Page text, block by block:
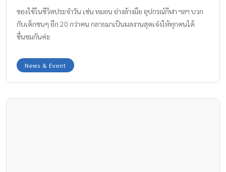
ดีเยี่ยม ระบบการกรอง 6 ชั้น สามารถดักจับอนุภาคที่มีขนาดเล็กเพียง
0.3 ไมครอนได้ 99.97% กรองอากาศให้สะอาดมากขึ้น มีระบบการก
รองทั่วทั้งเครื่อง สามารถดักจับอนุภาคฝุ่นให้อยู่แค่ภายในเครื่อง […]
ของใช้ในชีวิตประจำวัน เช่น หมอน อ่างล้างมือ อุปกรณ์กีฬา ฯลฯ บวก
กับเด็กซนๆ อีก 20 กว่าคน กลายมาเป็นผลงานสุดเจ๋งให้ทุกคนได้
ชื่นชมกันค่ะ
News & Event